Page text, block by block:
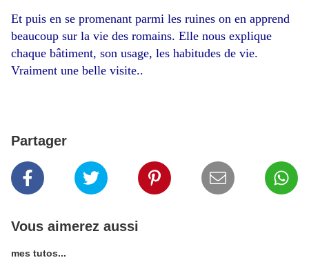
Et puis en se promenant parmi les ruines on en apprend
beaucoup sur la vie des romains. Elle nous explique
chaque bâtiment, son usage, les habitudes de vie.
Vraiment une belle visite..
Partager
Vous aimerez aussi
mes tutos...